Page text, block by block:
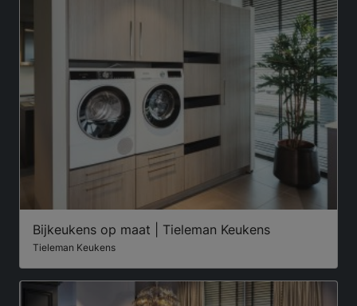
Bijkeukens op maat | Tieleman Keukens
Tieleman Keukens